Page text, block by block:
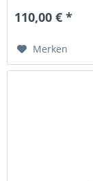
110,00 € *
Merken